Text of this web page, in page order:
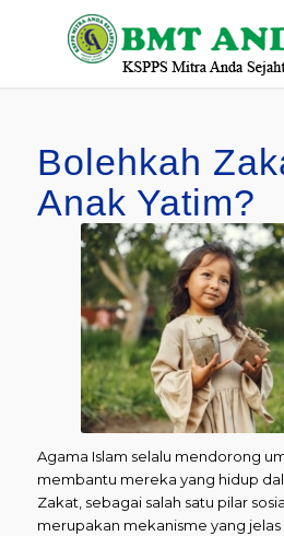
Bolehkah
Anak Yatim?
Agama Islam selalu mendorong
membantu mereka yang hidup
Zakat, sebagai salah satu pilar
merupakan mekanisme yang